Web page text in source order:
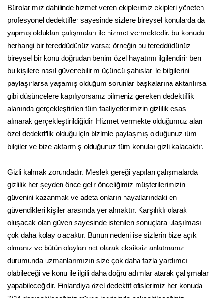
Bürolarımız dahilinde hizmet veren ekiplerimiz ekipleri yöneten
profesyonel dedektifler sayesinde sizlere bireysel konularda da
yapmış oldukları çalışmaları ile hizmet vermektedir. bu konuda
herhangi bir tereddüdünüz varsa; örneğin bu tereddüdünüz
bireysel bir konu doğrudan benim özel hayatımı ilgilendirir ben
bu kişilere nasıl güvenebilirim üçüncü şahıslar ile bilgilerini
paylaşırlarsa yaşamış olduğum sorunlar başkalarına aktarılırsa
gibi düşüncelere kapılıyorsanız bilmeniz gereken dedektiflik
alanında gerçekleştirilen tüm faaliyetlerimizin gizlilik esas
alınarak gerçekleştirildiğidir. Hizmet vermekte olduğumuz alan
özel dedektiflik olduğu için bizimle paylaşmış olduğunuz tüm
bilgiler ve bize aktarmış olduğunuz tüm konular gizli kalacaktır.
Gizli kalmak zorundadır. Meslek gereği yapılan çalışmalarda
gizlilik her şeyden önce gelir önceliğimiz müşterilerimizin
güvenini kazanmak ve adeta onların hayatlarındaki en
güvendikleri kişiler arasında yer almaktır. Karşılıklı olarak
oluşacak olan güven sayesinde istenilen sonuçlara ulaşılması
çok daha kolay olacaktır. Bunun nedeni ise sizlerin bize açık
olmanız ve bütün olayları net olarak eksiksiz anlatmanız
durumunda uzmanlarımızın size çok daha fazla yardımcı
olabileceği ve konu ile ilgili daha doğru adımlar atarak çalışmalar
yapabileceğidir. Finlandiya özel dedektif ofislerimiz her konuda